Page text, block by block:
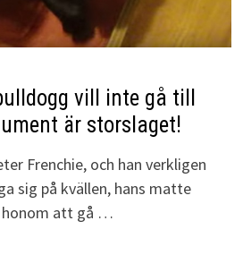
vill inte gå till
är storslaget!
Frenchie, och han verkligen
sig på kvällen, hans matte
att gå …